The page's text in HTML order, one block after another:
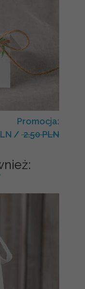
Promocja:
/ 2.50 PLN